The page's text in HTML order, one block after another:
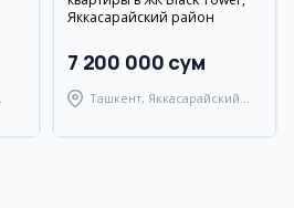
Яккасарайский район
7 200 000 сум
Ташкент, Яккасарайский